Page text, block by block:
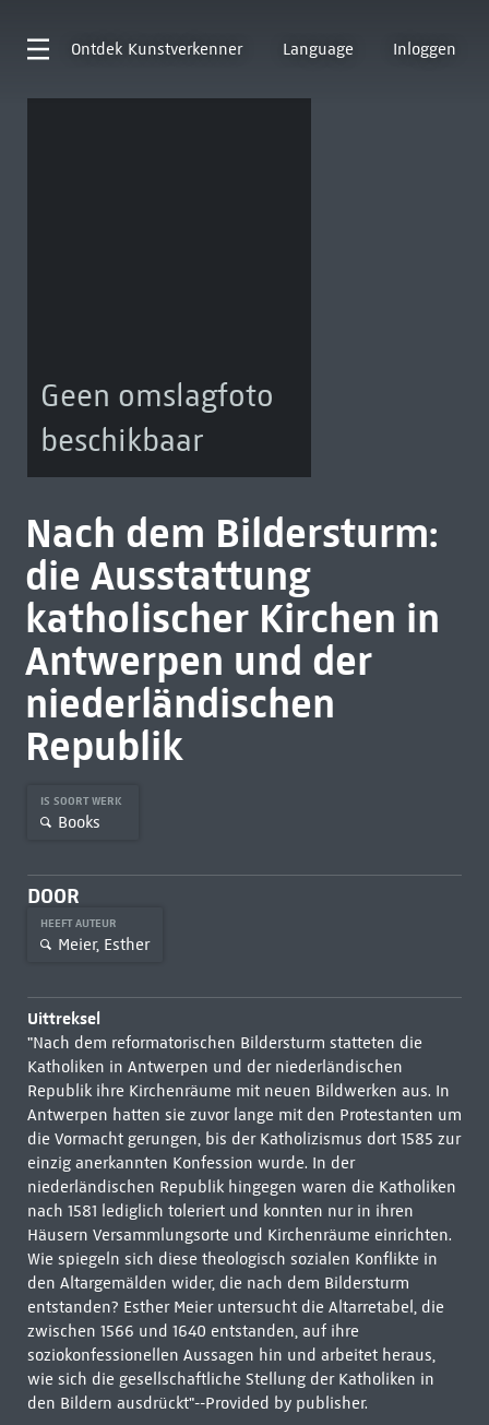
Ontdek Kunstverkenner Language Inloggen
Geen omslagfoto
beschikbaar
Nach dem Bildersturm:
die Ausstattung
katholischer Kirchen in
Antwerpen und der
niederländischen
Republik
IS SOORT WERK
Books
DOOR
HEEFT AUTEUR
Meier, Esther
Uittreksel
"Nach dem reformatorischen Bildersturm statteten die
Katholiken in Antwerpen und der niederländischen
Republik ihre Kirchenräume mit neuen Bildwerken aus. In
Antwerpen hatten sie zuvor lange mit den Protestanten um
die Vormacht gerungen, bis der Katholizismus dort 1585 zur
einzig anerkannten Konfession wurde. In der
niederländischen Republik hingegen waren die Katholiken
nach 1581 lediglich toleriert und konnten nur in ihren
Häusern Versammlungsorte und Kirchenräume einrichten.
Wie spiegeln sich diese theologisch sozialen Konflikte in
den Altargemälden wider, die nach dem Bildersturm
entstanden? Esther Meier untersucht die Altarretabel, die
zwischen 1566 und 1640 entstanden, auf ihre
soziokonfessionellen Aussagen hin und arbeitet heraus,
wie sich die gesellschaftliche Stellung der Katholiken in
den Bildern ausdrückt"--Provided by publisher.